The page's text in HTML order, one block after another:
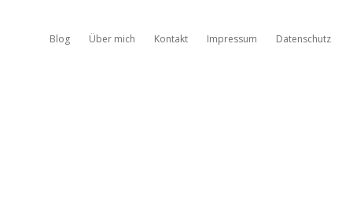
Blog Über mich Kontakt Impressum Datenschutz